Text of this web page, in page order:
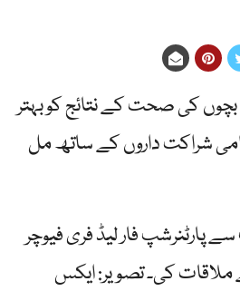
کی صحت کے نتائج کو بہتر
شراکت داروں کے ساتھ مل
پارٹنرشپ فار لیڈ فری فیوچر
ملاقات کی۔ تصویر: ایکس